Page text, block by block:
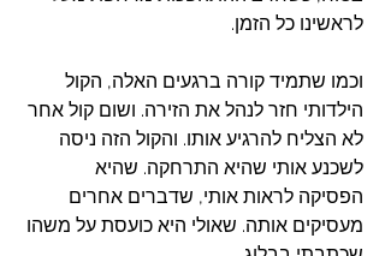
לראשינו כל הזמן.
וכמו שתמיד קורה ברגעים האלה, הקול
הילדותי חזר לנהל את הזירה. ושום קול אחר
לא הצליח להרגיע אותו. והקול הזה ניסה
לשכנע אותי שהיא התרחקה. שהיא
הפסיקה לראות אותי, שדברים אחרים
מעסיקים אותה. שאולי היא כועסת על משהו